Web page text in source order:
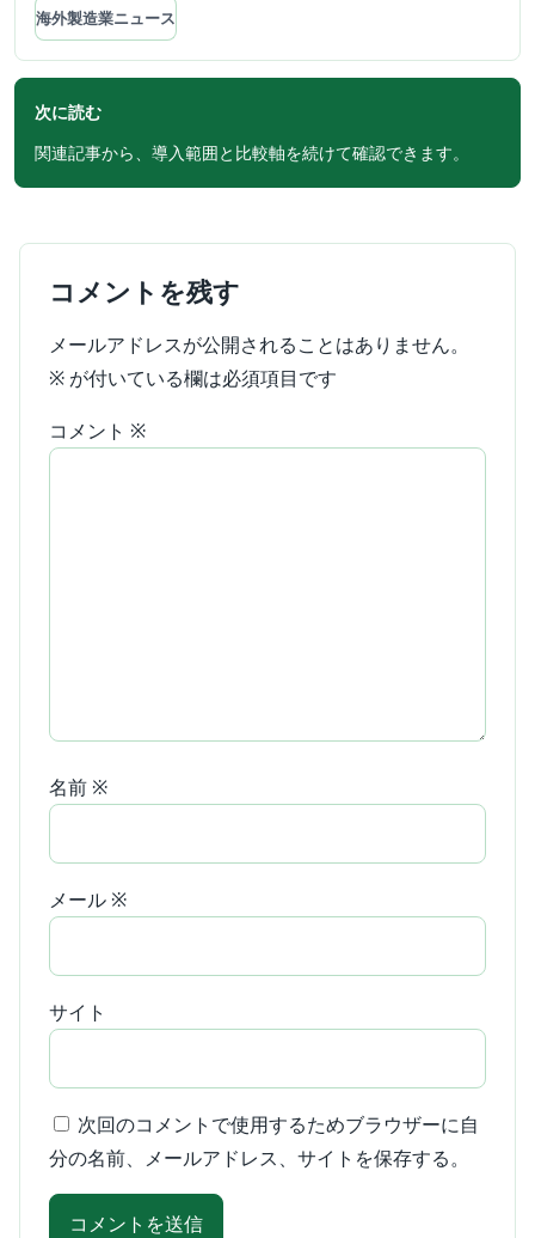
海外製造業ニュース
次に読む
関連記事から、導入範囲と比較軸を続けて確認できます。
コメントを残す
メールアドレスが公開されることはありません。
※ が付いている欄は必須項目です
コメント ※
名前 ※
メール ※
サイト
次回のコメントで使用するためブラウザーに自
分の名前、メールアドレス、サイトを保存する。